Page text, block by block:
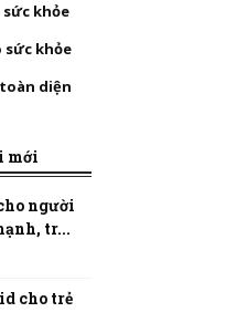
khỏe
sức khỏe
diện
mới
người
tr...
cho trẻ